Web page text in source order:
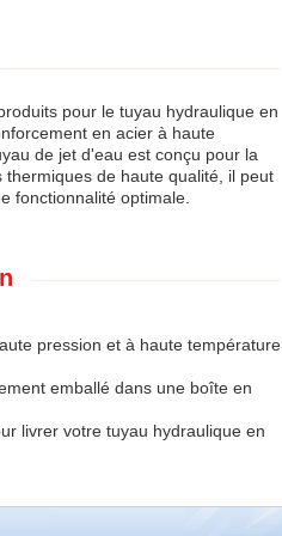
pour le tuyau hydraulique en
en acier à haute
de jet d'eau est conçu pour la
de haute qualité, il peut
fonctionnalité optimale.
pression et à haute température
emballé dans une boîte en
livrer votre tuyau hydraulique en